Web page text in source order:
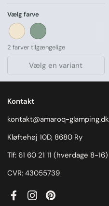
Vælg farve
Sand Grøn
2 farver tilgængelige
Vælg en variant
Kontakt
kontakt@amaroq-glamping.dk
Kløftehøj 10D, 8680 Ry
Tlf: 61 60 21 11 (hverdage 8-16)
CVR: 43055739
FacebookInstagramPinterest